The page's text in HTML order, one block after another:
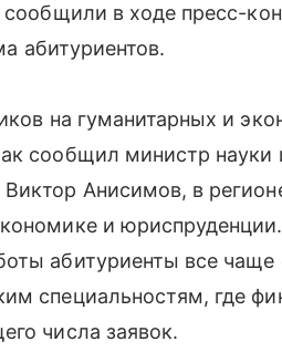
в ходе пресс-
абитуриентов.
на гуманитарных и
сообщил министр науки
Анисимов, в
и
абитуриенты все чаще
специальностям, где
числа заявок.